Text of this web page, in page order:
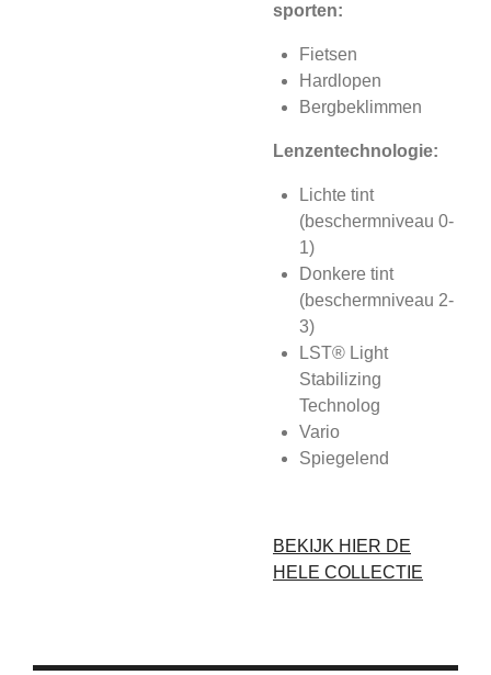
sporten:
Fietsen
Hardlopen
Bergbeklimmen
Lenzentechnologie:
Lichte tint
(beschermniveau 0-
1)
Donkere tint
(beschermniveau 2-
3)
LST® Light
Stabilizing
Technolog
Vario
Spiegelend
BEKIJK HIER DE
HELE COLLECTIE